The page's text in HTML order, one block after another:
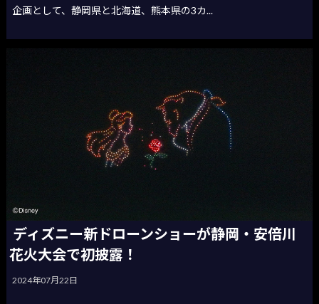
企画として、静岡県と北海道、熊本県の3カ...
ディズニー新ドローンショーが静岡・安倍川
花火大会で初披露！
2024年07月22日